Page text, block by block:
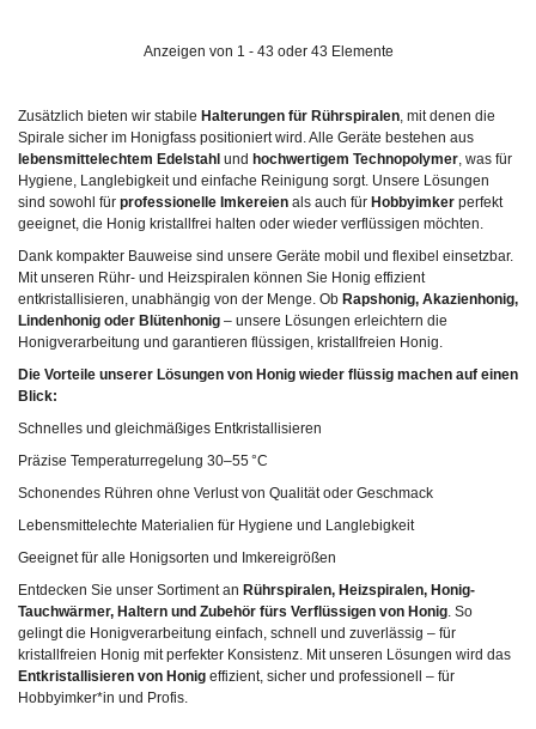
Anzeigen von 1 - 43 oder 43 Elemente
Zusätzlich bieten wir stabile Halterungen für Rührspiralen, mit denen die
Spirale sicher im Honigfass positioniert wird. Alle Geräte bestehen aus
lebensmittelechtem Edelstahl und hochwertigem Technopolymer, was für
Hygiene, Langlebigkeit und einfache Reinigung sorgt. Unsere Lösungen
sind sowohl für professionelle Imkereien als auch für Hobbyimker perfekt
geeignet, die Honig kristallfrei halten oder wieder verflüssigen möchten.
Dank kompakter Bauweise sind unsere Geräte mobil und flexibel einsetzbar.
Mit unseren Rühr- und Heizspiralen können Sie Honig effizient
entkristallisieren, unabhängig von der Menge. Ob Rapshonig, Akazienhonig,
Lindenhonig oder Blütenhonig – unsere Lösungen erleichtern die
Honigverarbeitung und garantieren flüssigen, kristallfreien Honig.
Die Vorteile unserer Lösungen von Honig wieder flüssig machen auf einen
Blick:
Schnelles und gleichmäßiges Entkristallisieren
Präzise Temperaturregelung 30–55 °C
Schonendes Rühren ohne Verlust von Qualität oder Geschmack
Lebensmittelechte Materialien für Hygiene und Langlebigkeit
Geeignet für alle Honigsorten und Imkereigrößen
Entdecken Sie unser Sortiment an Rührspiralen, Heizspiralen, Honig-
Tauchwärmer, Haltern und Zubehör fürs Verflüssigen von Honig. So
gelingt die Honigverarbeitung einfach, schnell und zuverlässig – für
kristallfreien Honig mit perfekter Konsistenz. Mit unseren Lösungen wird das
Entkristallisieren von Honig effizient, sicher und professionell – für
Hobbyimker*in und Profis.